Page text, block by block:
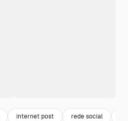
internet post rede social